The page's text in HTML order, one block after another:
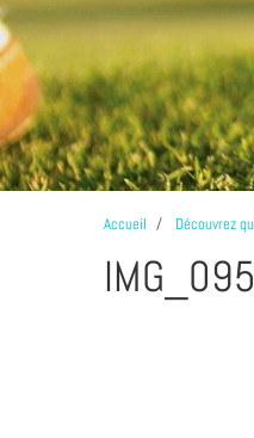
Accueil Découvrez